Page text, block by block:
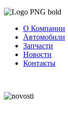
О Компании
Автомобили
Запчасти
Новости
Контакты